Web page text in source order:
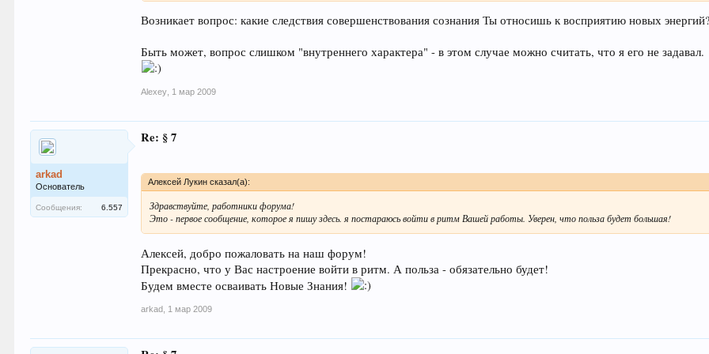
Возникает вопрос: какие следствия совершенствования сознания Ты относишь к восприятию новых энергий?
Быть может, вопрос слишком "внутреннего характера" - в этом случае можно считать, что я его не задавал.
Alexey 1 мар 2009
arkad
Основатель
Сообщения: 6.557
Re: § 7
Алексей Лукин сказал(а):
Здравствуйте, работники форума!
Это - первое сообщение, которое я пишу здесь. я постараюсь войти в ритм Вашей работы. Уверен, что польза будет большая!
Алексей, добро пожаловать на наш форум!
Прекрасно, что у Вас настроение войти в ритм. А польза - обязательно будет!
Будем вместе осваивать Новые Знания!
arkad 1 мар 2009